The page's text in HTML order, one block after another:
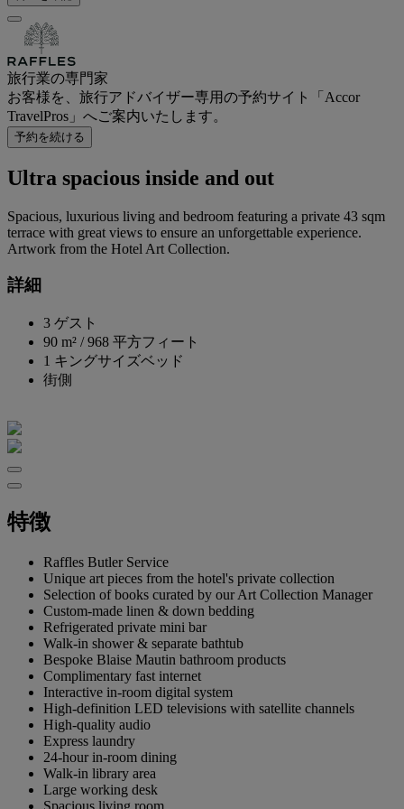
旅行業の専門家
お客様を、旅行アドバイザー専用の予約サイト「Accor
TravelPros」へご案内いたします。
予約を続ける
Ultra spacious inside and out
Spacious, luxurious living and bedroom featuring a private 43 sqm
terrace with great views to ensure an unforgettable experience.
Artwork from the Hotel Art Collection.
詳細
3 ゲスト
90 m² /968 平方フィート
1 キングサイズベッド
街側
特徴
Raffles Butler Service
Unique art pieces from the hotel's private collection
Selection of books curated by our Art Collection Manager
Custom-made linen & down bedding
Refrigerated private mini bar
Walk-in shower & separate bathtub
Bespoke Blaise Mautin bathroom products
Complimentary fast internet
Interactive in-room digital system
High-definition LED televisions with satellite channels
High-quality audio
Express laundry
24-hour in-room dining
Walk-in library area
Large working desk
Spacious living room